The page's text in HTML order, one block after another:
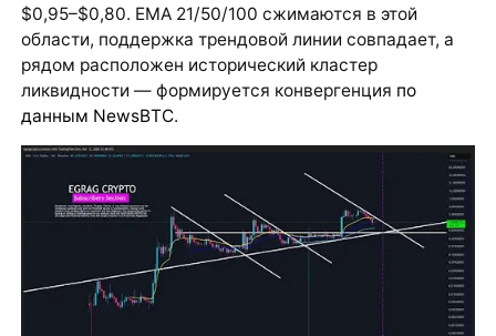
$0,95–$0,80. EMA 21/50/100 сжимаются в этой
области, поддержка трендовой линии совпадает, а
рядом расположен исторический кластер
ликвидности — формируется конвергенция по
данным NewsBTC.